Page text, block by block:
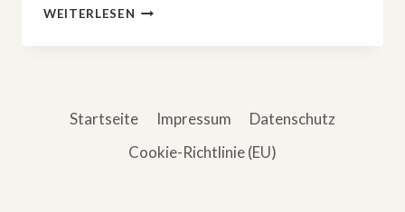
WEITERLESEN DAS
DAS
Startseite Impressum
Datenschutz
Cookie-Richtlinie (EU)